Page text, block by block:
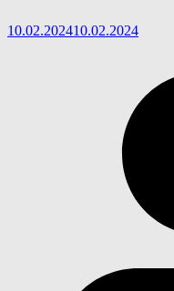
10.02.202410.02.2024